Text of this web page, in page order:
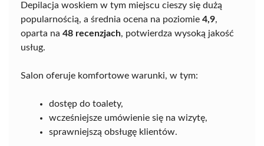
Depilacja woskiem w tym miejscu cieszy się dużą
popularnością, a średnia ocena na poziomie 4,9,
oparta na 48 recenzjach, potwierdza wysoką jakość
usług.
Salon oferuje komfortowe warunki, w tym:
dostęp do toalety,
wcześniejsze umówienie się na wizytę,
sprawniejszą obsługę klientów.